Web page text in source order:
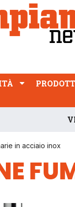
PRODOTTI
in acciaio inox